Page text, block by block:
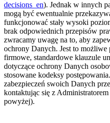
decisions_en). Jednak w innych
mogą być ewentualnie
funkcjonować stały wysoki
brak odpowiednich przepisów
zwracamy uwagę na to, aby
ochrony Danych. Jest to możliwe
firmowe, standardowe klauzule
dotyczące ochrony Danych
stosowane kodeksy
zabezpieczeń swoich Danych
kontaktując się z
powyżej).